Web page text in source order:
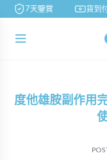
7天鑒賞 貨到
度他雄胺副作用